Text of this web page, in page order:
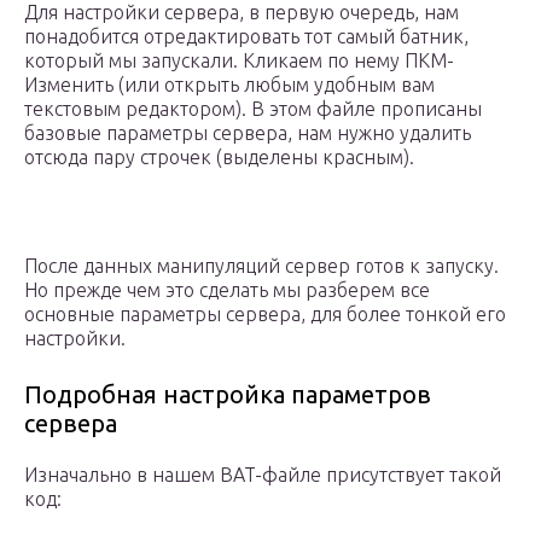
Для настройки сервера, в первую очередь, нам
понадобится отредактировать тот самый батник,
который мы запускали. Кликаем по нему ПКМ-
Изменить (или открыть любым удобным вам
текстовым редактором). В этом файле прописаны
базовые параметры сервера, нам нужно удалить
отсюда пару строчек (выделены красным).
После данных манипуляций сервер готов к запуску.
Но прежде чем это сделать мы разберем все
основные параметры сервера, для более тонкой его
настройки.
Подробная настройка параметров
сервера
Изначально в нашем BAT-файле присутствует такой
код: